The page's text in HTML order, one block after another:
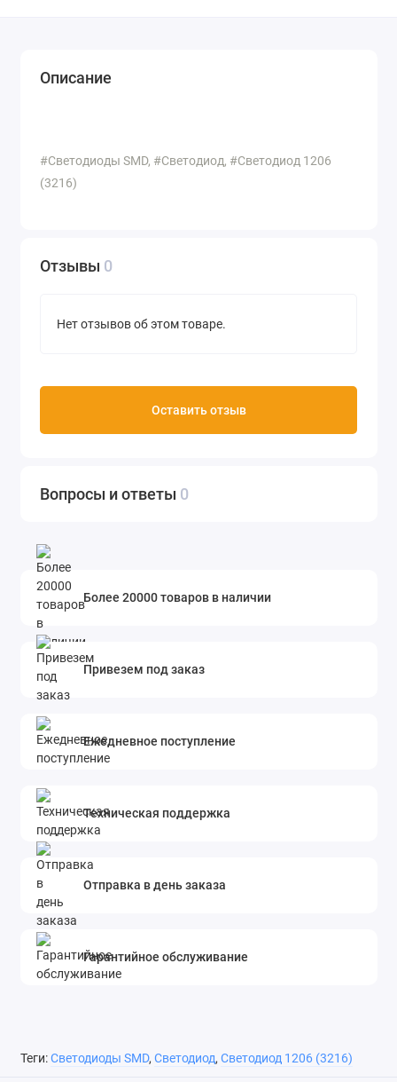
Описание
#Светодиоды SMD, #Светодиод, #Светодиод 1206
(3216)
Отзывы 0
Нет отзывов об этом товаре.
Оставить отзыв
Вопросы и ответы 0
Более 20000 товаров в наличии
Привезем под заказ
Ежедневное поступление
Техническая поддержка
Отправка в день заказа
Гарантийное обслуживание
Теги:Светодиоды SMD, Светодиод, Светодиод 1206 (3216)